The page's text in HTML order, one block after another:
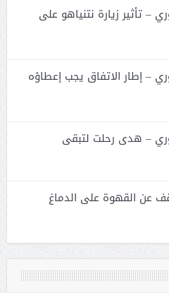
– تأثير زيارة نتنياهو على
– إطار الاتفاق يجب إعطاؤه
– هدى رحلت لتبقى
عن القهوة على الدماغ